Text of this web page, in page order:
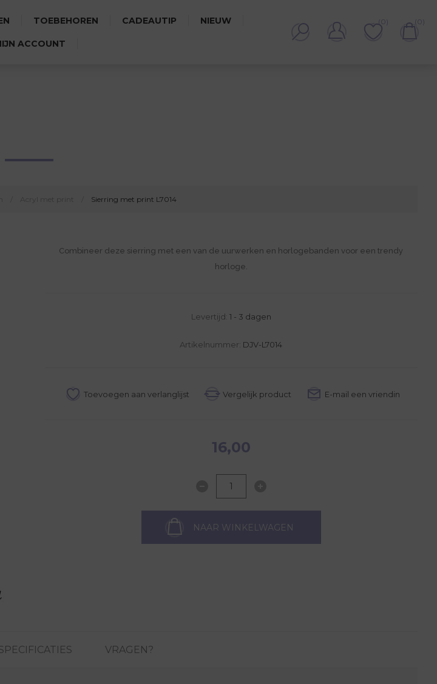
TOEBEHOREN CADEAUTIP NIEUW
ACCOUNT
(0) (0)
Sierring met print L7014
Combineer deze sierring met een van de uurwerken en horlogebanden voor een trendy
horloge.
Levertijd: 1 - 3 dagen
Artikelnummer: DJV-L7014
16,00
NAAR WINKELWAGEN
VRAGEN?